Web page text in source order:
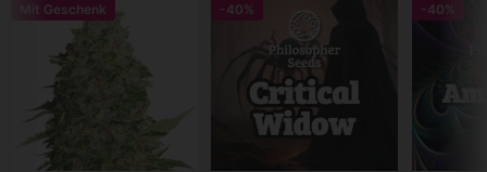
Mit Geschenk -40% -40%